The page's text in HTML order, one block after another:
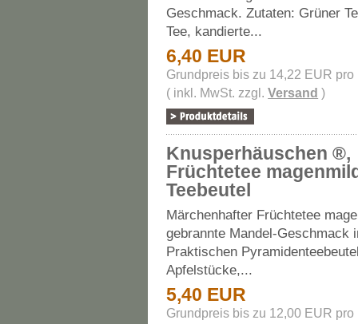
Geschmack. Zutaten: Grüner
Tee, kandierte...
6,40 EUR
Grundpreis bis zu 14,22 EUR pro
( inkl. MwSt. zzgl.Versand )
Knusperhäuschen ®,
Früchtetee
Teebeutel
Märchenhafter Früchtetee
gebrannte Mandel-Geschmack
Praktischen
Apfelstücke,...
5,40 EUR
Grundpreis bis zu 12,00 EUR pro